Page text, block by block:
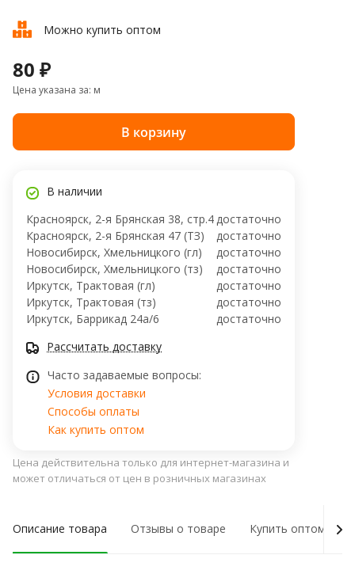
Можно купить оптом
80 ₽
Цена указана за: м
В корзину
В наличии
Красноярск, 2-я Брянская 38, стр.4достаточно
Красноярск, 2-я Брянская 47 (ТЗ)
достаточно
Новосибирск, Хмельницкого (гл)
достаточно
Новосибирск, Хмельницкого (тз)
достаточно
Иркутск, Трактовая (гл)
достаточно
Иркутск, Трактовая (тз)
достаточно
Иркутск, ​Баррикад 24а/6
достаточно
Рассчитать доставку
Часто задаваемые вопросы:
Условия доставки
Способы оплаты
Как купить оптом
Цена действительна только для интернет-магазина и
может отличаться от цен в розничных магазинах
Описание товара Отзывы о товаре Купить оптом